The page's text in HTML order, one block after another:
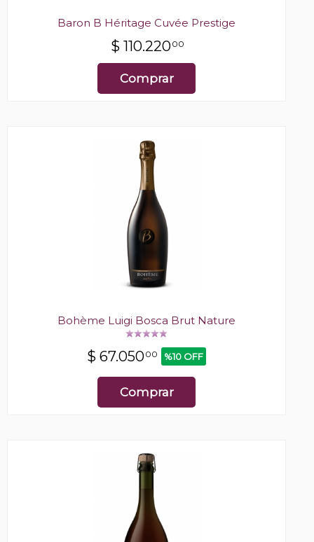
Baron B Héritage Cuvée Prestige
$ 110.22000
Comprar
Bohème Luigi Bosca Brut Nature
$ 67.05000 %10 OFF
Comprar